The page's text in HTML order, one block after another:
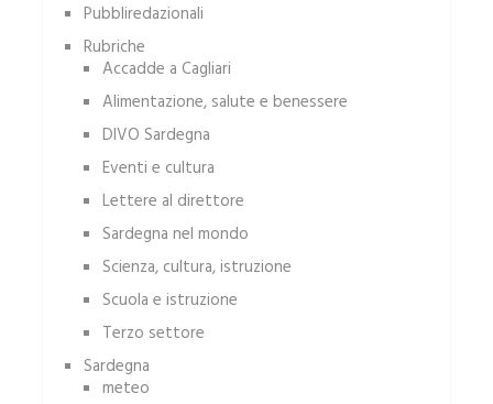
Pubbliredazionali
Rubriche
Accadde a Cagliari
Alimentazione, salute e benessere
DIVO Sardegna
Eventi e cultura
Lettere al direttore
Sardegna nel mondo
Scienza, cultura, istruzione
Scuola e istruzione
Terzo settore
Sardegna
meteo